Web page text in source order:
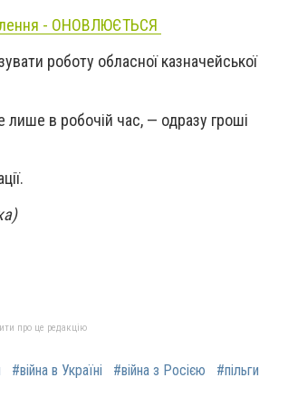
- ОНОВЛЮЄТЬСЯ
роботу обласної казначейської
в робочій час, — одразу гроші
про це редакцію
#війна в Україні #війна з Росією
#пільги